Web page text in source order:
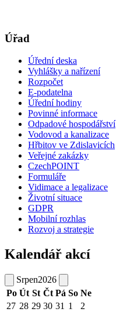
Úřad
Úřední deska
Vyhlášky a nařízení
Rozpočet
E-podatelna
Úřední hodiny
Povinné informace
Odpadové hospodářství
Vodovod a kanalizace
Hřbitov ve Zdislavicích
Veřejné zakázky
CzechPOINT
Formuláře
Vidimace a legalizace
Životní situace
GDPR
Mobilní rozhlas
Rozvoj a strategie
Kalendář akcí
Srpen2026
Po Út St Čt Pá So Ne
27 28 29 30 31 1
2